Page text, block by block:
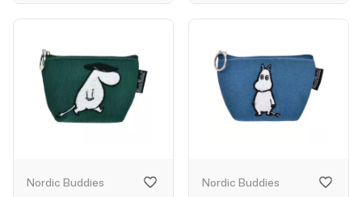
Nordic Buddies Nordic Buddies